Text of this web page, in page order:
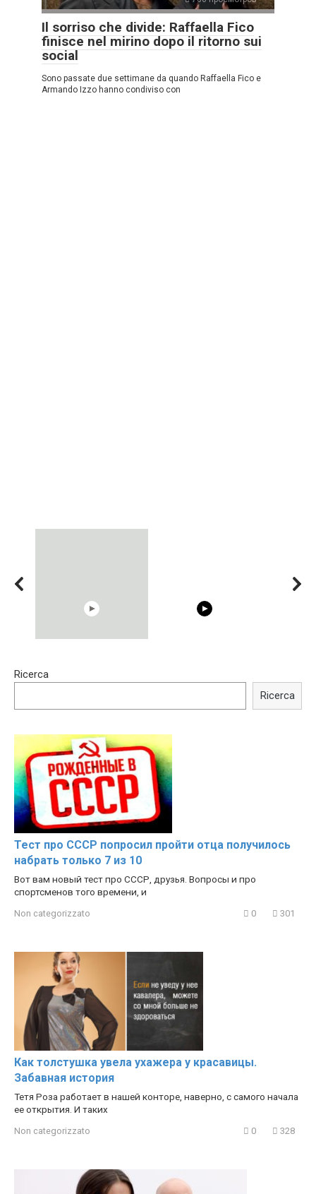
Il sorriso che divide: Raffaella Fico
finisce nel mirino dopo il ritorno sui
social
Sono passate due settimane da quando Raffaella Fico e
Armando Izzo hanno condiviso con
Shocking illusion - Pretty
Trying BOLLYWOOD
Ricerca
Ricerca
Тест про СССР попросил пройти отца получилось
набрать только 7 из 10
Вот вам новый тест про СССР, друзья. Вопросы и про
спортсменов того времени, и
Non categorizzato 0 301
Как толстушка увела ухажера у красавицы.
Забавная история
Тетя Роза работает в нашей конторе, наверно, с самого начала
ее открытия. И таких
Non categorizzato 0 328